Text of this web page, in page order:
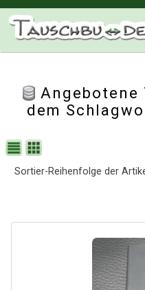
dem
Sortier-Reihenfolge der